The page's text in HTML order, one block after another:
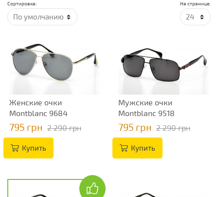
На странице:
Сортировка:
Женские очки
Montblanc 9684
795 грн 2 290 грн
Купить
Мужские очки
Montblanc 9518
795 грн 2 290 грн
Купить